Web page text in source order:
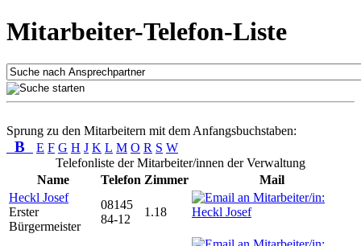
Mitarbeiter-Telefon-Liste
Sprung zu den Mitarbeitern mit dem Anfangsbuchstaben:
B E F G H J K L M O R S W
Telefonliste der Mitarbeiter/innen der Verwaltung
Name
Telefon Zimmer
Mail
Heckl Josef
Erster
Bürgermeister
08145
84-12
1.18